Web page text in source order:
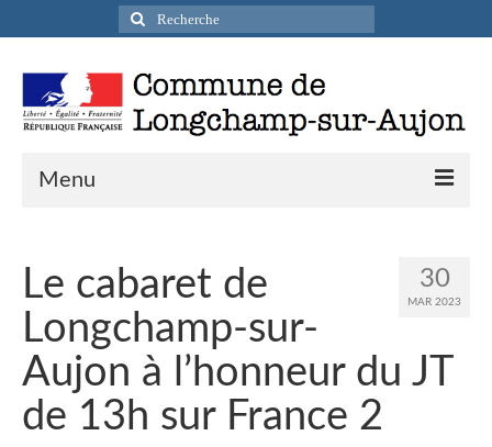
Rechercher
:
Menu
Infos pratiques
Présentation de la commune
Accueil en mairie
Longchamp-sur-Aujon en cartes postales
30
MAR 2023
Le cabaret de
Longchamp-sur-
Aujon à l’honneur du JT
de 13h sur France 2